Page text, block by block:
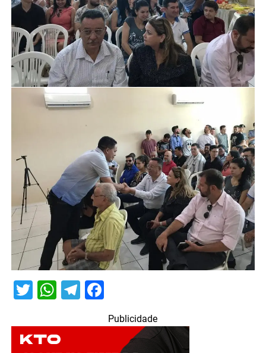
Twitter
WhatsApp
Telegram
Facebook
Publicidade